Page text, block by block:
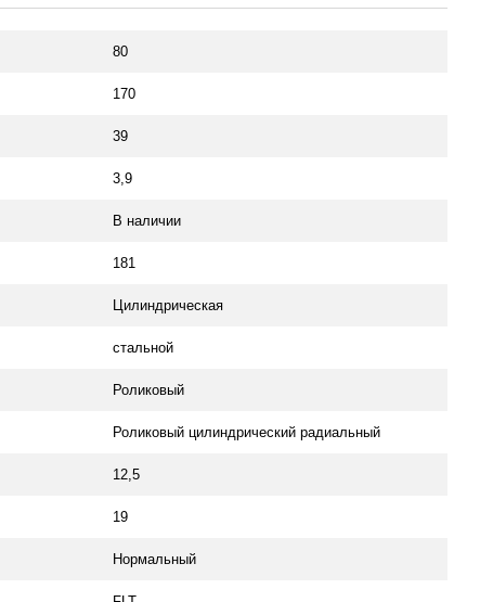
80
170
39
3,9
В наличии
181
Цилиндрическая
стальной
Роликовый
Роликовый цилиндрический радиальный
12,5
19
Нормальный